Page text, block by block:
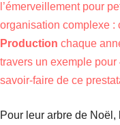
l’émerveillement pour
organisation complexe :
Production chaque
travers un exemple
savoir-faire de ce
Pour leur arbre de